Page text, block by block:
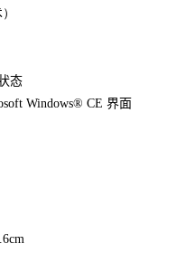
）
态
Windows® CE界面